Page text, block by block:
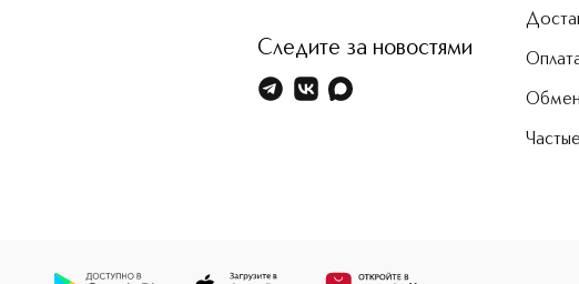
Следите за новостями
Обмен